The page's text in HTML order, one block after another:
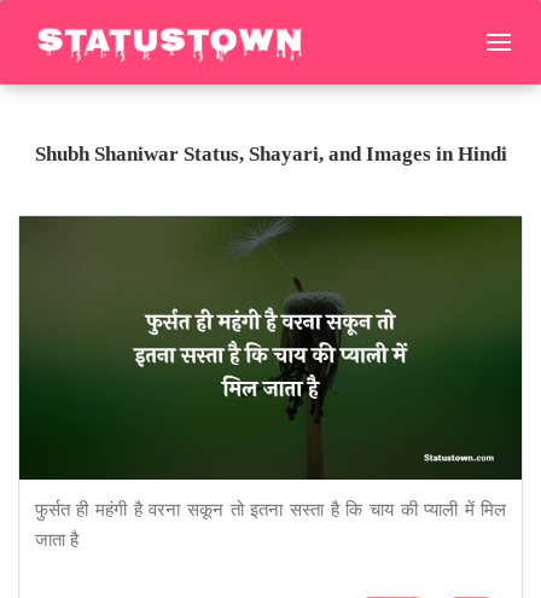
Shubh Shaniwar Status, Shayari, and Images in Hindi
फुर्सत ही महंगी है वरना सकून तो इतना सस्ता है कि चाय की प्याली में मिल
जाता है